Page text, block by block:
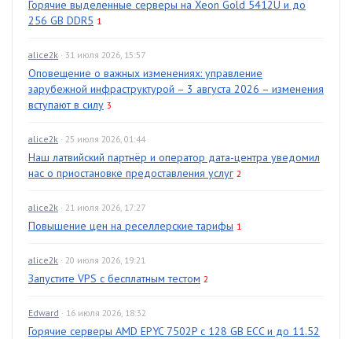
Горячие выделенные серверы на Xeon Gold 5412U и до
256 GB DDR5 1
alice2k · 31 июля 2026, 15:57
Оповещение о важных изменениях: управление
зарубежной инфраструктурой – 3 августа 2026 – изменения
вступают в силу 3
alice2k · 25 июля 2026, 01:44
Наш латвийский партнёр и оператор дата-центра уведомил
нас о приостановке предоставления услуг 2
alice2k · 21 июля 2026, 17:27
Повышение цен на реселлерские тарифы 1
alice2k · 20 июля 2026, 19:21
Запустите VPS с бесплатным тестом 2
Edward · 16 июля 2026, 18:32
Горячие серверы AMD EPYC 7502P с 128 GB ECC и до 11.52